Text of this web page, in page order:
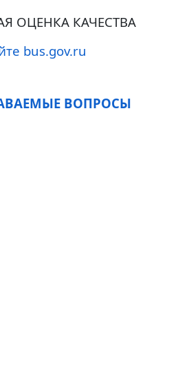
ОЦЕНКА КАЧЕСТВА
bus.gov.ru
ВОПРОСЫ